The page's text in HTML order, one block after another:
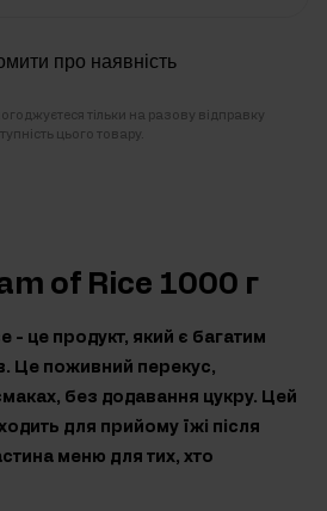
про наявність
тільки на разову відправку
цього товару.
of Rice 1000 г
- це продукт, який є багатим
Це поживний перекус,
без додавання цукру. Цей
для прийому їжі після
меню для тих, хто